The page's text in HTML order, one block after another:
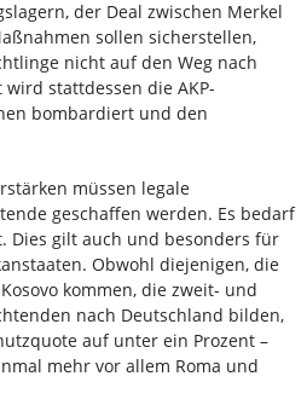
der Deal zwischen Merkel
sollen sicherstellen,
nicht auf den Weg nach
stattdessen die AKP-
bombar­diert und den
müssen le­gale
geschaf­fen werden. Es bedarf
Dies gilt auch und besonders für
Obwohl diejenigen, die
kommen, die zweit- und
nach Deutschland bilden,
auf unter ein Prozent –
mehr vor allem Roma und